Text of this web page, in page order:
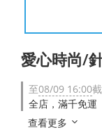
愛心時尚/
至08/09 16:00
全店，滿千免運
查看更多